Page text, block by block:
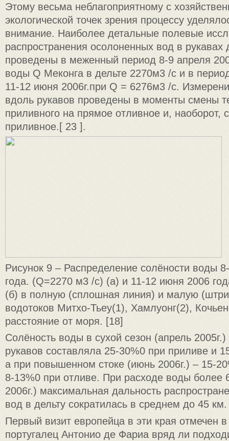
Этому весьма неблагоприятному с
экологической точек зрения процессу
внимание. Наиболее детальные полевые
распространения осолоненных вод в рукавах
проведены в меженный период 8-9 апреля
воды Q Меконга в дельте 2270м3 /с и в
11-12 июня 2006г.при Q = 6276м3 /с.
вдоль рукавов проведены в моменты смены
приливного на прямое отливное и, наоборот,
приливное.[ 23 ].
Рисунок 9 – Распределение солёности воды
года. (Q=2270 м3 /с) (а) и 11-12 июня 2006
(б) в полную (сплошная линия) и малую
водотоков Митхо-Тьеу(1), Хамлуонг(2),
расстояние от моря. [18]
Солёность воды в сухой сезон (апрель
рукавов составляла 25-30%0 при приливе и
а при повышенном стоке (июнь 2006г.) – 15-
8-13%0 при отливе. При расходе воды более
2006г.) максимальная дальность
вод в дельту сократилась в среднем до 45 км.
Первый визит европейца в эти края отмечен
португалец Антонио де Фариа вряд ли